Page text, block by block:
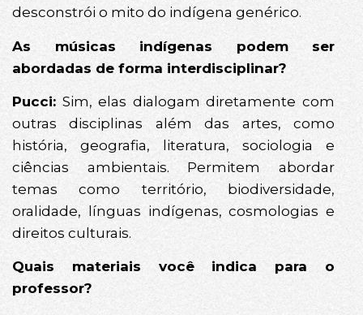
desconstrói o mito do indígena genérico.
As músicas indígenas podem ser
abordadas de forma interdisciplinar?
Pucci: Sim, elas dialogam diretamente com
outras disciplinas além das artes, como
história, geografia, literatura, sociologia e
ciências ambientais. Permitem abordar
temas como território, biodiversidade,
oralidade, línguas indígenas, cosmologias e
direitos culturais.
Quais materiais você indica para o
professor?